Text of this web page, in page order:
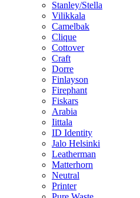
Stanley/Stella
Vilikkala
Camelbak
Clique
Cottover
Craft
Dorre
Finlayson
Firephant
Fiskars
Arabia
Iittala
ID Identity
Jalo Helsinki
Leatherman
Matterhorn
Neutral
Printer